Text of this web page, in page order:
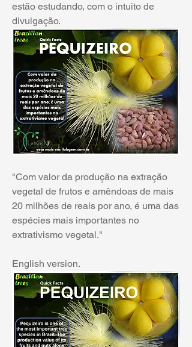
estão estudando, com o intuito de
divulgação.
"Com valor da produção na extração
vegetal de frutos e amêndoas de mais
20 milhões de reais por ano, é uma das
espécies mais importantes no
extrativismo vegetal."
English version.